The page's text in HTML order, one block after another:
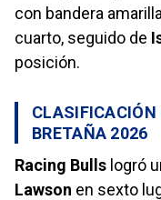
con bandera
cuarto, seguido de
posición.
CLASIFICACIÓN
BRETAÑA 2026
Racing Bulls logró
Lawson en sexto